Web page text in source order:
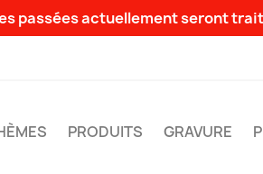
passées actuellement seront
PRODUITS GRAVURE